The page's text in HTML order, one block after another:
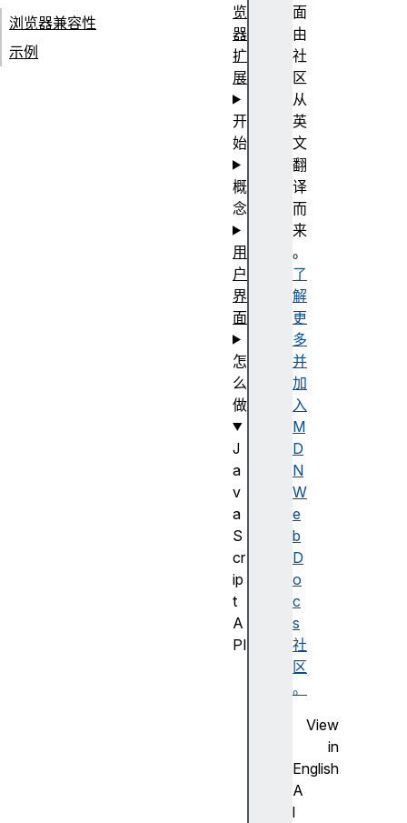
面
由
社
区
从
英
文
翻
译
而
来
。
了
解
更
多
并
加
入
M
D
N
W
e
b
D
o
c
s
社
区
。
View
in
English
A
l
浏览器兼容性
示例
览
器
扩
展
开
始
概
念
用
户
界
面
怎
么
做
J
a
v
a
S
cr
ip
t
A
PI